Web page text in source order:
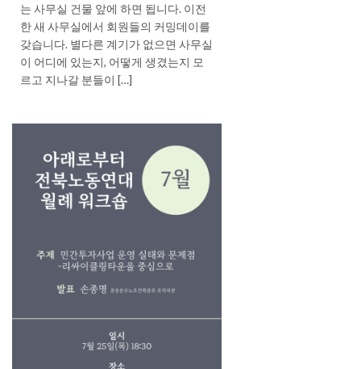
는 사무실 건물 앞에 하면 됩니다. 이전
한 새 사무실에서 회원들의 커밍데이를
갖습니다. 별다른 계기가 없으면 사무실
이 어디에 있는지, 어떻게 생겼는지 모
르고 지나갈 분들이 […]